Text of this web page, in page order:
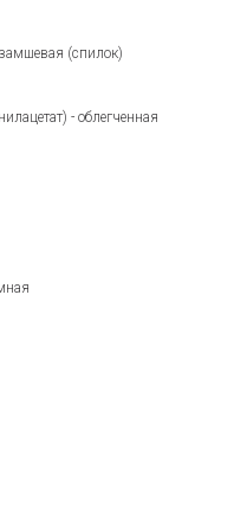
(спилок)
- облегченная